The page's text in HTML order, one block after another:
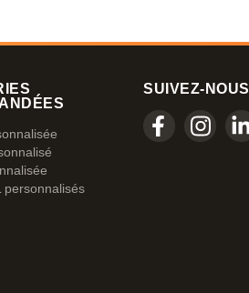
personnalisés
SUIVEZ-NOUS